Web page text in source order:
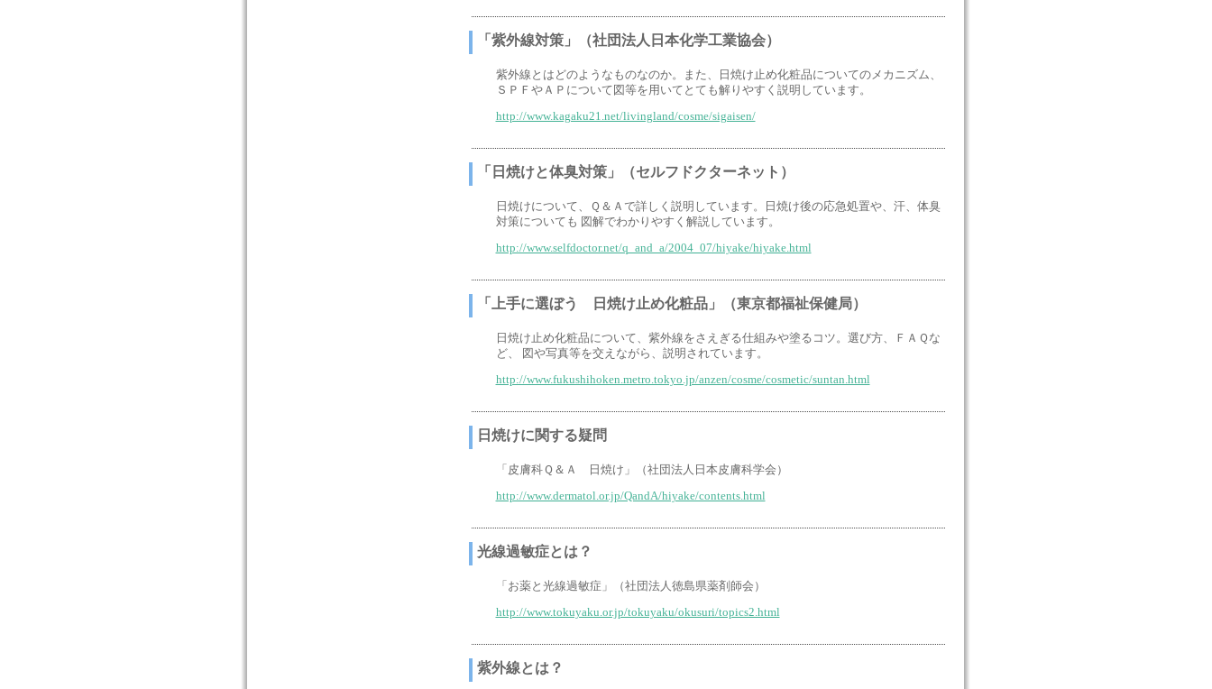
「紫外線対策」（社団法人日本化学工業協会）
紫外線とはどのようなものなのか。また、日焼け止め化粧品についてのメカニズム、
ＳＰＦやＡＰについて図等を用いてとても解りやすく説明しています。
http://www.kagaku21.net/livingland/cosme/sigaisen/
「日焼けと体臭対策」（セルフドクターネット）
日焼けについて、Ｑ＆Ａで詳しく説明しています。日焼け後の応急処置や、汗、体臭
対策についても 図解でわかりやすく解説しています。
http://www.selfdoctor.net/q_and_a/2004_07/hiyake/hiyake.html
「上手に選ぼう 日焼け止め化粧品」（東京都福祉保健局）
日焼け止め化粧品について、紫外線をさえぎる仕組みや塗るコツ。選び方、ＦＡＱな
ど、 図や写真等を交えながら、説明されています。
http://www.fukushihoken.metro.tokyo.jp/anzen/cosme/cosmetic/suntan.html
日焼けに関する疑問
「皮膚科Ｑ＆Ａ 日焼け」（社団法人日本皮膚科学会）
http://www.dermatol.or.jp/QandA/hiyake/contents.html
光線過敏症とは？
「お薬と光線過敏症」（社団法人徳島県薬剤師会）
http://www.tokuyaku.or.jp/tokuyaku/okusuri/topics2.html
紫外線とは？